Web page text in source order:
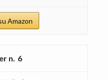
Amazon
6